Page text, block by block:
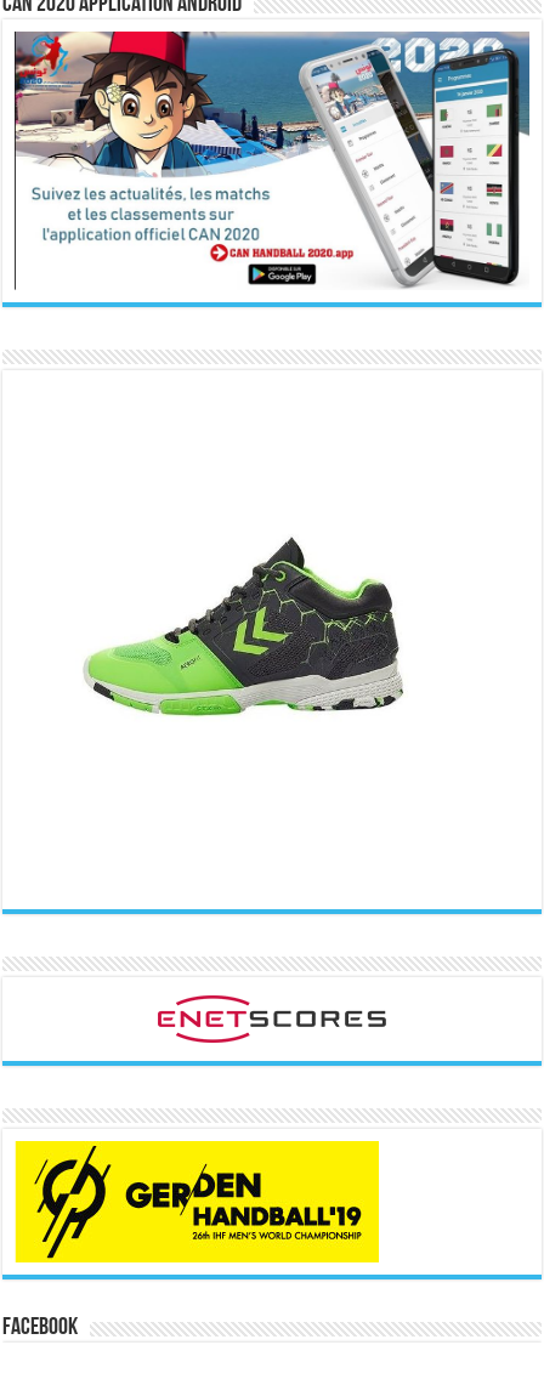
CAN 2020 Application Android
Facebook